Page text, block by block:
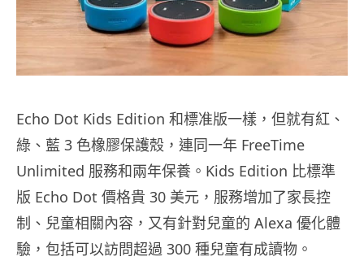
Echo Dot Kids Edition 和標准版一樣，但就有紅、
綠、藍 3 色橡膠保護殼，連同一年 FreeTime
Unlimited 服務和兩年保養。Kids Edition 比標準
版 Echo Dot 價格貴 30 美元，服務增加了家長控
制、兒童相關內容，又有針對兒童的 Alexa 優化體
驗，包括可以訪問超過 300 種兒童有成讀物。